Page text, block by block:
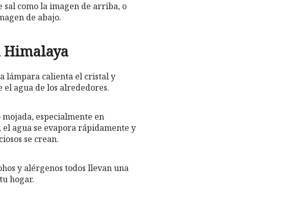
sal como la imagen de arriba, o
de abajo.
Himalaya
lámpara calienta el cristal y
agua de los alrededores.
especialmente en
agua se evapora rápidamente y
se crean.
y alérgenos todos llevan una
hogar.